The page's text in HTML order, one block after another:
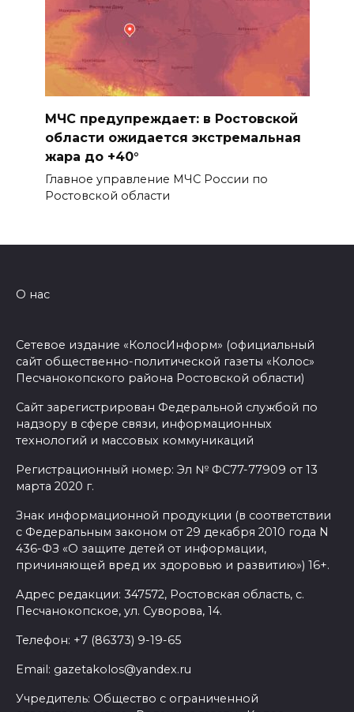
МЧС предупреждает: в Ростовской
области ожидается экстремальная
жара до +40°
Главное управление МЧС России по
Ростовской области
О нас
Сетевое издание «КолосИнформ» (официальный
сайт общественно-политической газеты «Колос»
Песчанокопского района Ростовской области)
Сайт зарегистрирован Федеральной службой по
надзору в сфере связи, информационных
технологий и массовых коммуникаций
Регистрационный номер: Эл № ФС77-77909 от 13
марта 2020 г.
Знак информационной продукции (в соответствии
с Федеральным законом от 29 декабря 2010 года N
436-ФЗ «О защите детей от информации,
причиняющей вред их здоровью и развитию») 16+.
Адрес редакции: 347572, Ростовская область, с.
Песчанокопское, ул. Суворова, 14.
Телефон: +7 (86373) 9-19-65
Email: gazetakolos@yandex.ru
Учредитель: Общество с ограниченной